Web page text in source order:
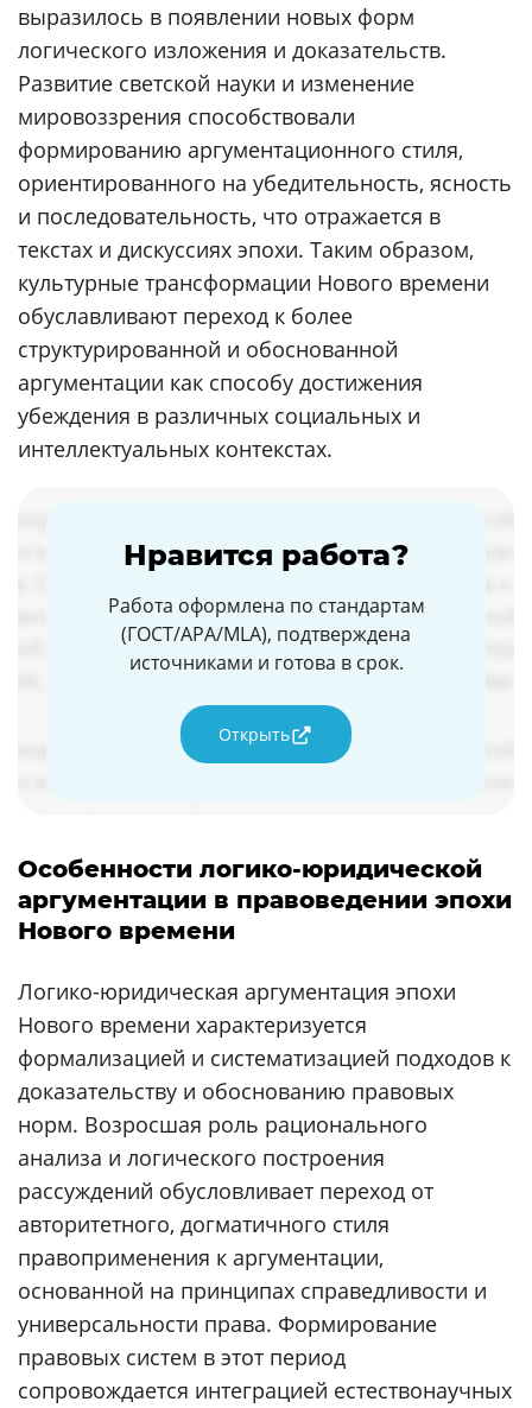
выразилось в появлении новых форм
логического изложения и доказательств.
Развитие светской науки и изменение
мировоззрения способствовали
формированию аргументационного стиля,
ориентированного на убедительность, ясность
и последовательность, что отражается в
текстах и дискуссиях эпохи. Таким образом,
культурные трансформации Нового времени
обуславливают переход к более
структурированной и обоснованной
аргументации как способу достижения
убеждения в различных социальных и
интеллектуальных контекстах.
Нравится работа?
Работа оформлена по стандартам
(ГОСТ/APA/MLA), подтверждена
источниками и готова в срок.
Открыть
Особенности логико-юридической
аргументации в правоведении эпохи
Нового времени
Логико-юридическая аргументация эпохи
Нового времени характеризуется
формализацией и систематизацией подходов к
доказательству и обоснованию правовых
норм. Возросшая роль рационального
анализа и логического построения
рассуждений обусловливает переход от
авторитетного, догматичного стиля
правоприменения к аргументации,
основанной на принципах справедливости и
универсальности права. Формирование
правовых систем в этот период
сопровождается интеграцией естествонаучных